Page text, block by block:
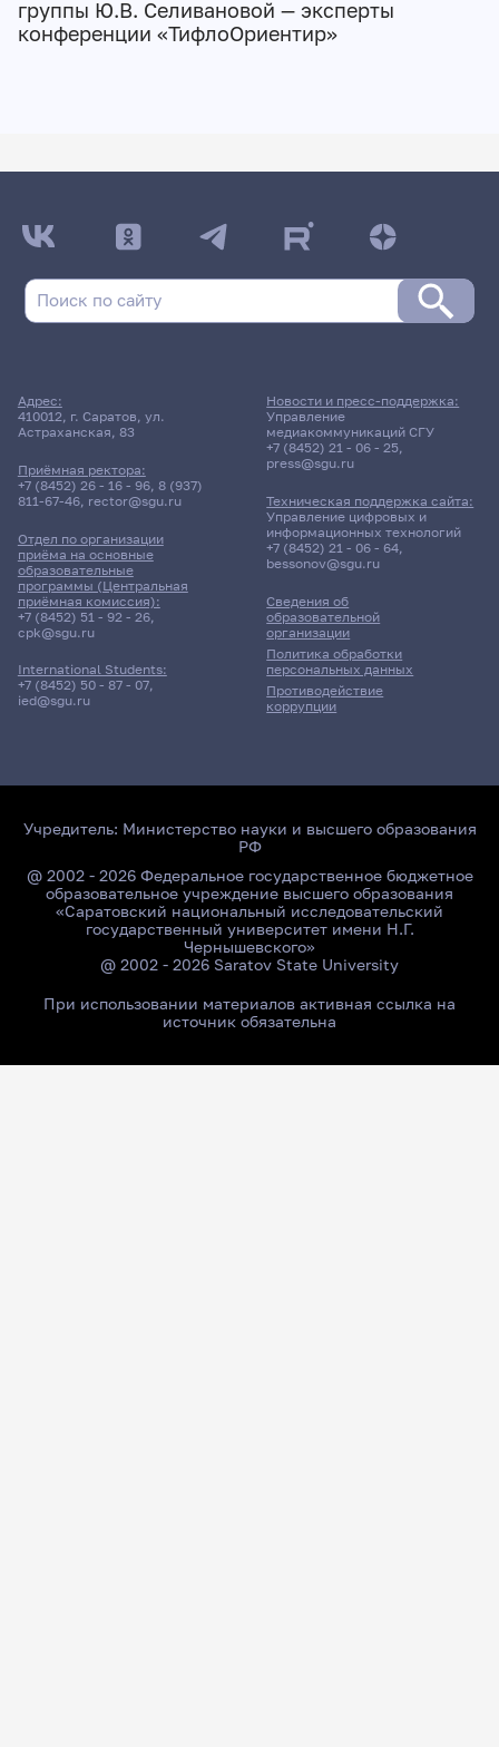
группы Ю.В. Селивановой — эксперты
конференции «ТифлоОриентир»
Адрес:
410012, г. Саратов, ул.
Астраханская, 83
Приёмная ректора:
+7 (8452) 26 - 16 - 96, 8 (937)
811-67-46, rector@sgu.ru
Отдел по организации
приёма на основные
образовательные
программы (Центральная
приёмная комиссия):
+7 (8452) 51 - 92 - 26,
cpk@sgu.ru
International Students:
+7 (8452) 50 - 87 - 07,
ied@sgu.ru
Сведения об
образовательной
организации
Политика обработки
персональных данных
Противодействие
коррупции
Новости и пресс-поддержка:
Управление
медиакоммуникаций СГУ
+7 (8452) 21 - 06 - 25,
press@sgu.ru
Техническая поддержка сайта:
Управление цифровых и
информационных технологий
+7 (8452) 21 - 06 - 64,
bessonov@sgu.ru
Учредитель: Министерство науки и высшего образования
РФ
@ 2002 - 2026 Федеральное государственное бюджетное
образовательное учреждение высшего образования
«Саратовский национальный исследовательский
государственный университет имени Н.Г.
Чернышевского»
@ 2002 - 2026 Saratov State University
При использовании материалов активная ссылка на
источник обязательна